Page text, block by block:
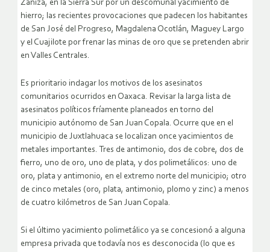
Zaniza, en la Sierra Sur por un descomunal yacimiento de
hierro; las recientes provocaciones que padecen los habitantes
de San José del Progreso, Magdalena Ocotlán, Maguey Largo
y el Cuajilote por frenar las minas de oro que se pretenden abrir
en Valles Centrales.
Es prioritario indagar los motivos de los asesinatos
comunitarios ocurridos en Oaxaca. Revisar la larga lista de
asesinatos políticos fríamente planeados en torno del
municipio autónomo de San Juan Copala. Ocurre que en el
municipio de Juxtlahuaca se localizan once yacimientos de
metales importantes. Tres de antimonio, dos de cobre, dos de
fierro, uno de oro, uno de plata, y dos polimetálicos: uno de
oro, plata y antimonio, en el extremo norte del municipio; otro
de cinco metales (oro, plata, antimonio, plomo y zinc) a menos
de cuatro kilómetros de San Juan Copala.
Si el último yacimiento polimetálico ya se concesionó a alguna
empresa privada que todavía nos es desconocida (lo que es